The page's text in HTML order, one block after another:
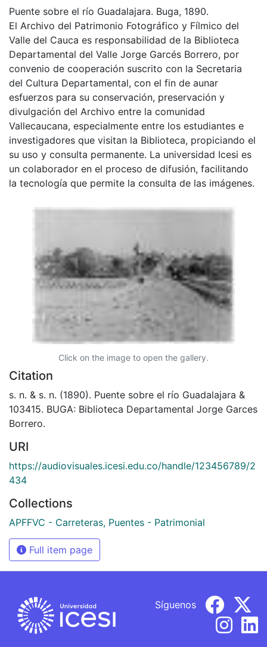
Puente sobre el río Guadalajara. Buga, 1890.
El Archivo del Patrimonio Fotográfico y Fílmico del
Valle del Cauca es responsabilidad de la Biblioteca
Departamental del Valle Jorge Garcés Borrero, por
convenio de cooperación suscrito con la Secretaria
del Cultura Departamental, con el fin de aunar
esfuerzos para su conservación, preservación y
divulgación del Archivo entre la comunidad
Vallecaucana, especialmente entre los estudiantes e
investigadores que visitan la Biblioteca, propiciando el
su uso y consulta permanente. La universidad Icesi es
un colaborador en el proceso de difusión, facilitando
la tecnología que permite la consulta de las imágenes.
Click on the image to open the gallery.
Citation
s. n. & s. n. (1890). Puente sobre el río Guadalajara &
103415. BUGA: Biblioteca Departamental Jorge Garces
Borrero.
URI
https://audiovisuales.icesi.edu.co/handle/123456789/2
434
Collections
APFFVC - Carreteras, Puentes - Patrimonial
Full item page
Síguenos